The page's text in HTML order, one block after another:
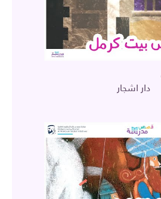
دار اشجار